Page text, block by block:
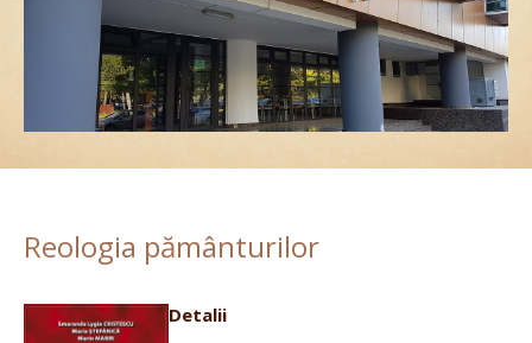
Reologia pământurilor
Detalii